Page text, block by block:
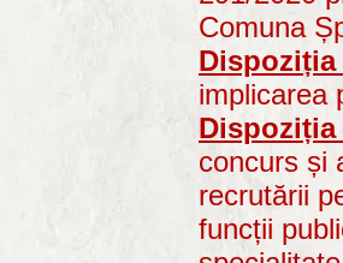
Comuna
Dispoziția
implicarea
Dispoziția
concurs și
recrutării
funcții